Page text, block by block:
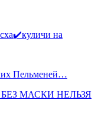
на
Пельменей…
МАСКИ НЕЛЬЗЯ